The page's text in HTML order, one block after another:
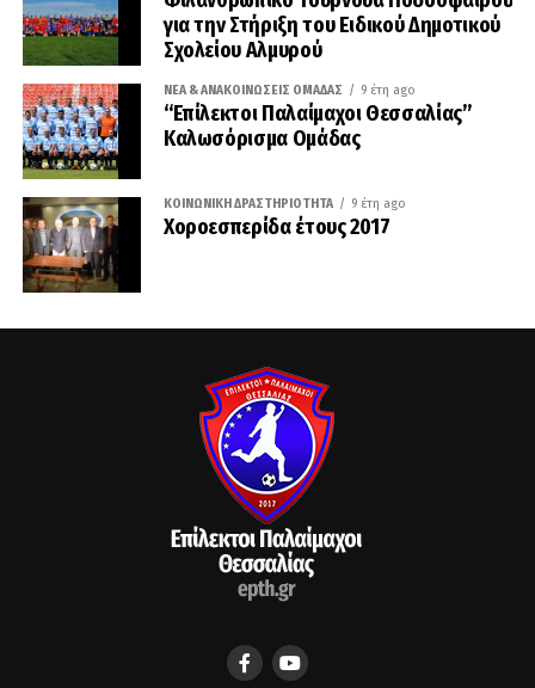
για την Στήριξη του Ειδικού Δημοτικού
Σχολείου Αλμυρού
ΝΈΑ & ΑΝΑΚΟΙΝΏΣΕΙΣ ΟΜΆΔΑΣ 9 έτη ago
“Επίλεκτοι Παλαίμαχοι Θεσσαλίας”
Καλωσόρισμα Ομάδας
ΚΟΙΝΩΝΙΚΉ ΔΡΑΣΤΗΡΙΌΤΗΤΑ 9 έτη ago
Χοροεσπερίδα έτους 2017